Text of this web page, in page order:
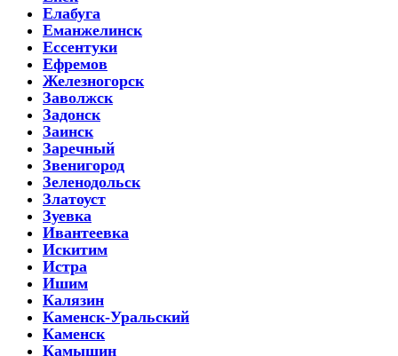
Елабуга
Еманжелинск
Ессентуки
Ефремов
Железногорск
Заволжск
Задонск
Заинск
Заречный
Звенигород
Зеленодольск
Златоуст
Зуевка
Ивантеевка
Искитим
Истра
Ишим
Калязин
Каменск-Уральский
Каменск
Камышин